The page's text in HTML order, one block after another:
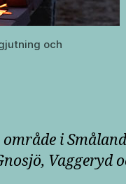
och
i
Vaggeryd